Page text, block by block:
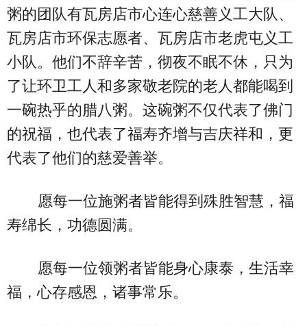
粥的团队有瓦房店市心连心慈善义工大队、
瓦房店市环保志愿者、瓦房店市老虎屯义工
小队。他们不辞辛苦，彻夜不眠不休，只为
了让环卫工人和多家敬老院的老人都能喝到
一碗热乎的腊八粥。这碗粥不仅代表了佛门
的祝福，也代表了福寿齐增与吉庆祥和，更
代表了他们的慈爱善举。
愿每一位施粥者皆能得到殊胜智慧，福
寿绵长，功德圆满。
愿每一位领粥者皆能身心康泰，生活幸
福，心存感恩，诸事常乐。